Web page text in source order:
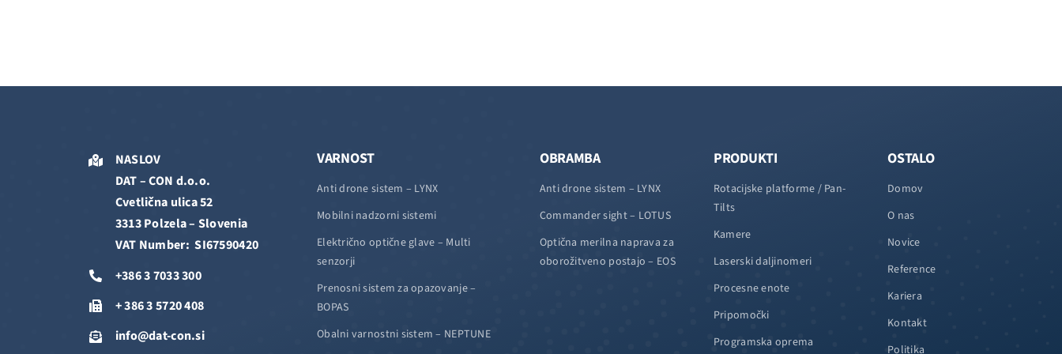
NASLOV
DAT – CON d.o.o.
Cvetlična ulica 52
3313 Polzela – Slovenia
VAT Number: SI67590420
+386 3 7033 300
+ 386 3 5720 408
info@dat-con.si
VARNOST
Anti drone sistem – LYNX
Mobilni nadzorni sistemi
Električno optične glave – Multi
senzorji
Prenosni sistem za opazovanje –
BOPAS
Obalni varnostni sistem – NEPTUNE
OBRAMBA
Anti drone sistem – LYNX
Commander sight – LOTUS
Optična merilna naprava za
oborožitveno postajo – EOS
PRODUKTI
Rotacijske platforme / Pan-
Tilts
Kamere
Laserski daljinomeri
Procesne enote
Pripomočki
Programska oprema
OSTALO
Domov
O nas
Novice
Reference
Kariera
Kontakt
Politika